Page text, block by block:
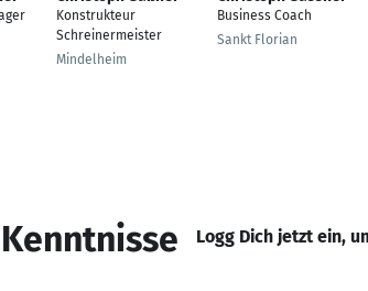
Konstrukteur
Schreinermeister
Mindelheim
Business Coach
Sankt Florian
Logg Dich jetzt ein,